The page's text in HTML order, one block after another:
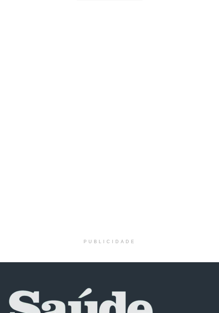
PUBLICIDADE